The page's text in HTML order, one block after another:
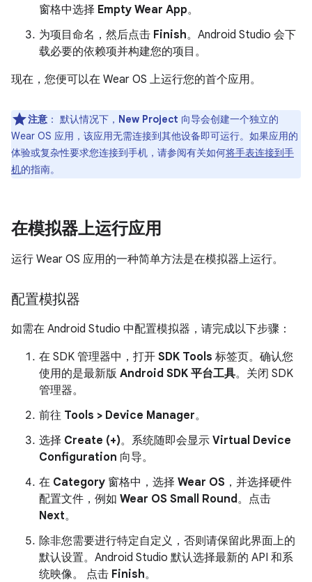
窗格中选择 Empty Wear App。
为项目命名，然后点击 Finish。Android Studio 会下
载必要的依赖项并构建您的项目。
现在，您便可以在 Wear OS 上运行您的首个应用。
注意 ： 默认情况下， New Project 向导会创建一个独立的
Wear OS 应用，该应用无需连接到其他设备即可运行。如果应用的
体验或复杂性要求您连接到手机，请参阅有关如何将手表连接到手
机的指南。
在模拟器上运行应用
运行 Wear OS 应用的一种简单方法是在模拟器上运行。
配置模拟器
如需在 Android Studio 中配置模拟器，请完成以下步骤：
在 SDK 管理器中，打开 SDK Tools 标签页。确认您
使用的是最新版 Android SDK 平台工具。关闭 SDK
管理器。
前往 Tools > Device Manager。
选择 Create (+)。系统随即会显示 Virtual Device
Configuration 向导。
在 Category 窗格中，选择 Wear OS ，并选择硬件
配置文件，例如 Wear OS Small Round。点击
Next。
除非您需要进行特定自定义，否则请保留此界面上的
默认设置。Android Studio 默认选择最新的 API 和系
统映像。 点击 Finish。